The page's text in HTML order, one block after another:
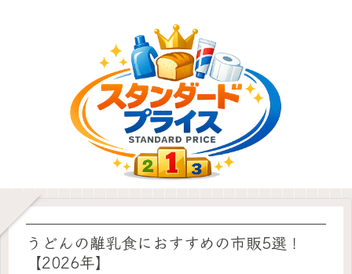
うどんの離乳食におすすめの市販5選！
【2026年】